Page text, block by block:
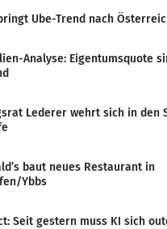
Ube-Trend nach
Analyse: Eigentumsquote
Lederer wehrt sich in den
baut neues Restaurant in
Ybbs
Seit gestern muss KI sich